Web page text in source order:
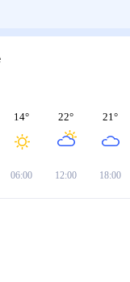
14°
06:00
22°
12:00
21°
18:00